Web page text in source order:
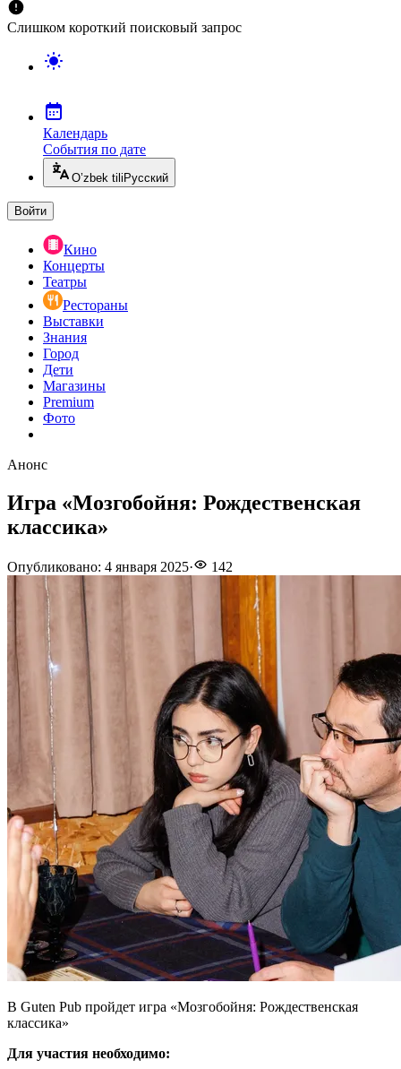
Слишком короткий поисковый запрос
Календарь
События по дате
O’zbek tili Русский
Войти
Кино
Концерты
Театры
Рестораны
Выставки
Знания
Город
Дети
Магазины
Premium
Фото
Анонс
Игра «Мозгобойня: Рождественская
классика»
Опубликовано: 4 января 2025· 142
В Guten Pub пройдет игра «Мозгобойня: Рождественская
классика»
Для участия необходимо: